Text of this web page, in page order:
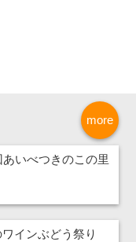
more
いべつきのこの里
インぶどう祭り